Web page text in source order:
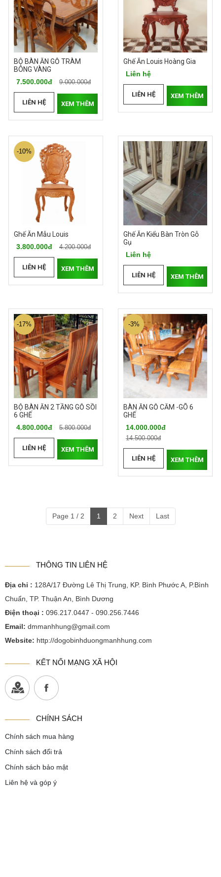
BỘ BÀN ĂN GỖ TRÀM
BÔNG VÀNG
7.500.000đ
9.000.000đ
LIÊN HỆ XEM THÊM
Ghế Ăn Louis Hoàng Gia
Liên hệ
LIÊN HỆ XEM THÊM
Ghế Ăn Mẫu Louis
3.800.000đ
4.200.000đ
-10%
LIÊN HỆ XEM THÊM
Ghế Ăn Kiểu Bàn Tròn Gỗ
Gụ
Liên hệ
LIÊN HỆ XEM THÊM
BỘ BÀN ĂN 2 TẦNG GỖ SỒI
6 GHẾ
4.800.000đ
5.800.000đ
-17%
LIÊN HỆ XEM THÊM
BÀN ĂN GỖ CĂM -GÕ 6
GHẾ
14.000.000đ
14.500.000đ
-3%
LIÊN HỆ XEM THÊM
Page 1 / 2 1 2 Next Last
THÔNG TIN LIÊN HỆ
Địa chỉ : 128A/17 Đường Lê Thị Trung, KP. Bình Phước A, P.Bình
Chuẩn, TP. Thuận An, Bình Dương
Điện thoại : 096.217.0447 - 090.256.7446
Email: dmmanhhung@gmail.com
Website: http://dogobinhduongmanhhung.com
KẾT NỐI MẠNG XÃ HỘI
CHÍNH SÁCH
Chính sách mua hàng
Chính sách đổi trả
Chính sách bảo mật
Liên hệ và góp ý